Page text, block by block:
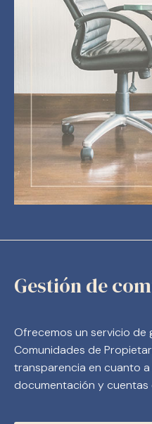
Gestión de
Ofrecemos un servicio de
Comunidades de
transparencia en cuanto
documentación y cuentas